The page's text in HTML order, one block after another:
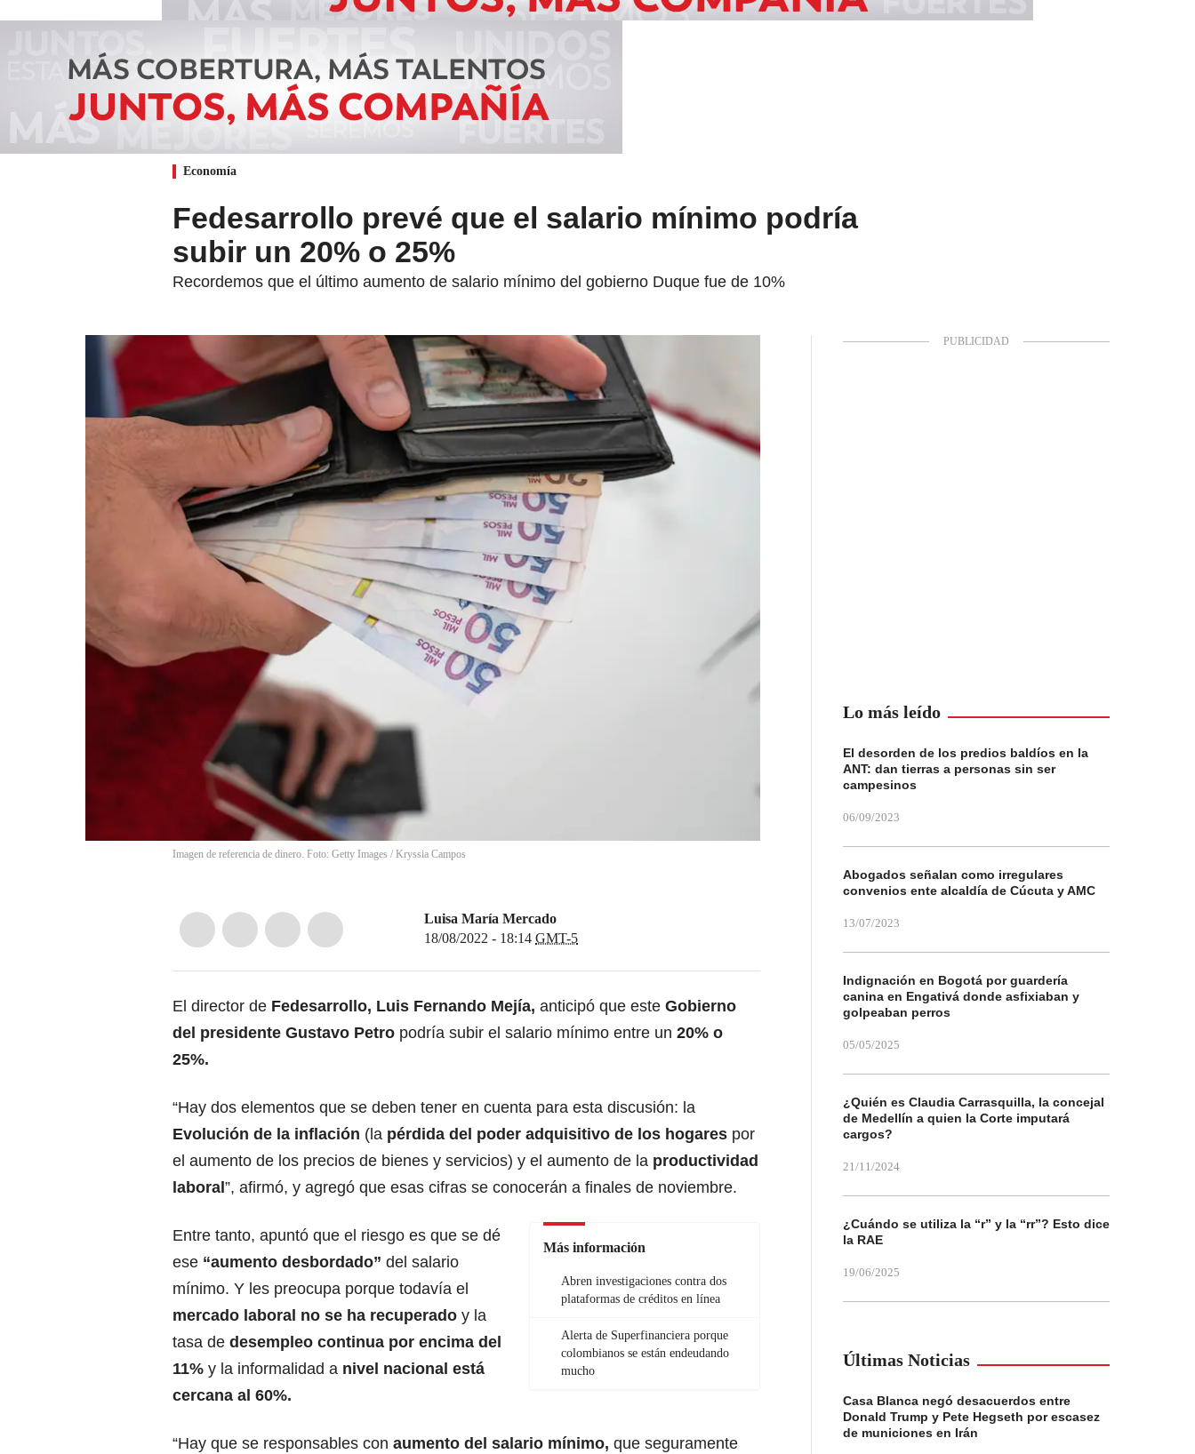
Economía
Fedesarrollo prevé que el salario mínimo podría
subir un 20% o 25%
Recordemos que el último aumento de salario mínimo del gobierno Duque fue de 10%
Imagen de referencia de dinero. Foto: Getty Images / Kryssia Campos
Luisa María Mercado
18/08/2022 - 18:14 GMT-5
El director de Fedesarrollo, Luis Fernando Mejía, anticipó que este Gobierno
del presidente Gustavo Petro podría subir el salario mínimo entre un 20% o
25%.
“Hay dos elementos que se deben tener en cuenta para esta discusión: la
Evolución de la inflación (la pérdida del poder adquisitivo de los hogares por
el aumento de los precios de bienes y servicios) y el aumento de la productividad
laboral ”, afirmó, y agregó que esas cifras se conocerán a finales de noviembre.
Más información
Abren investigaciones contra dos
plataformas de créditos en línea
Alerta de Superfinanciera porque
colombianos se están endeudando
mucho
Entre tanto, apuntó que el riesgo es que se dé
ese “aumento desbordado” del salario
mínimo. Y les preocupa porque todavía el
mercado laboral no se ha recuperado y la
tasa de desempleo continua por encima del
11% y la informalidad a nivel nacional está
cercana al 60%.
“Hay que se responsables con aumento del salario mínimo, que seguramente
Lo más leído
El desorden de los predios baldíos en la
ANT: dan tierras a personas sin ser
campesinos
06/09/2023
Abogados señalan como irregulares
convenios ente alcaldía de Cúcuta y AMC
13/07/2023
Indignación en Bogotá por guardería
canina en Engativá donde asfixiaban y
golpeaban perros
05/05/2025
¿Quién es Claudia Carrasquilla, la concejal
de Medellín a quien la Corte imputará
cargos?
21/11/2024
¿Cuándo se utiliza la “r” y la “rr”? Esto dice
la RAE
19/06/2025
Últimas Noticias
Casa Blanca negó desacuerdos entre
Donald Trump y Pete Hegseth por escasez
de municiones en Irán